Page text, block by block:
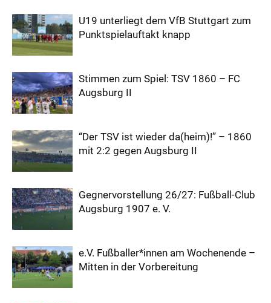
U19 unterliegt dem VfB Stuttgart zum
Punktspielauftakt knapp
Stimmen zum Spiel: TSV 1860 – FC
Augsburg II
“Der TSV ist wieder da(heim)!” – 1860
mit 2:2 gegen Augsburg II
Gegnervorstellung 26/27: Fußball-Club
Augsburg 1907 e. V.
e.V. Fußballer*innen am Wochenende –
Mitten in der Vorbereitung